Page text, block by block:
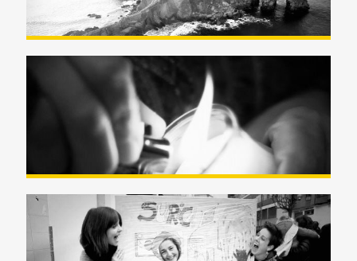
«Ez negar egin, gu elkarrekin» –
maratón de EiTB
Videoclip canción interna
Guardería Surica